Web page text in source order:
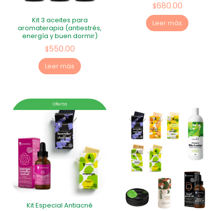
Kit 3 aceites para
aromaterapia (antiestrés,
energía y buen dormir)
$550.00
Leer más
$680.00
Leer más
Oferta
Kit Especial Antiacné